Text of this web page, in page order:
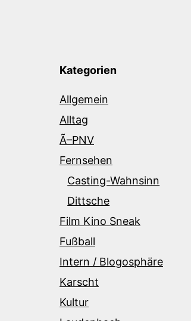
Kategorien
Allgemein
Alltag
Ã–PNV
Fernsehen
Casting-Wahnsinn
Dittsche
Film Kino Sneak
Fußball
Intern / Blogosphäre
Karscht
Kultur